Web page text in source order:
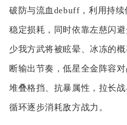
破防与流血debuff，利用持
稳定损耗，同时依靠左慈闪
少我方武将被眩晕、冰冻的
断输出节奏，低星全金阵容
堆叠格挡、抗暴属性，拉长
循环逐步消耗敌方战力。